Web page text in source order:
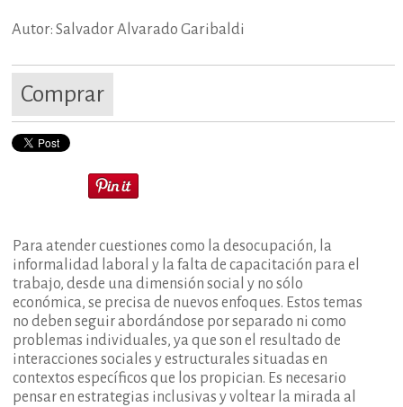
Autor: Salvador Alvarado Garibaldi
Comprar
Para atender cuestiones como la desocupación, la
informalidad laboral y la falta de capacitación para el
trabajo, desde una dimensión social y no sólo
económica, se precisa de nuevos enfoques. Estos temas
no deben seguir abordándose por separado ni como
problemas individuales, ya que son el resultado de
interacciones sociales y estructurales situadas en
contextos específicos que los propician. Es necesario
pensar en estrategias inclusivas y voltear la mirada al